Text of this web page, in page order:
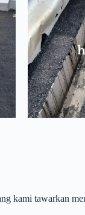
kami tawarkan